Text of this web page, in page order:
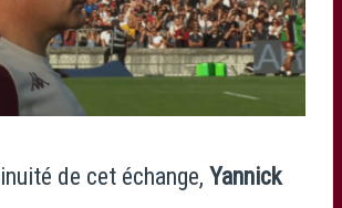
de cet échange, Yannick